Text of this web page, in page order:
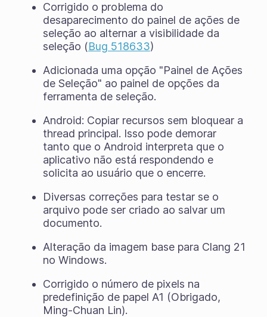
Corrigido o problema do
desaparecimento do painel de ações de
seleção ao alternar a visibilidade da
seleção (Bug 518633)
Adicionada uma opção "Painel de Ações
de Seleção" ao painel de opções da
ferramenta de seleção.
Android: Copiar recursos sem bloquear a
thread principal. Isso pode demorar
tanto que o Android interpreta que o
aplicativo não está respondendo e
solicita ao usuário que o encerre.
Diversas correções para testar se o
arquivo pode ser criado ao salvar um
documento.
Alteração da imagem base para Clang 21
no Windows.
Corrigido o número de pixels na
predefinição de papel A1 (Obrigado,
Ming-Chuan Lin).